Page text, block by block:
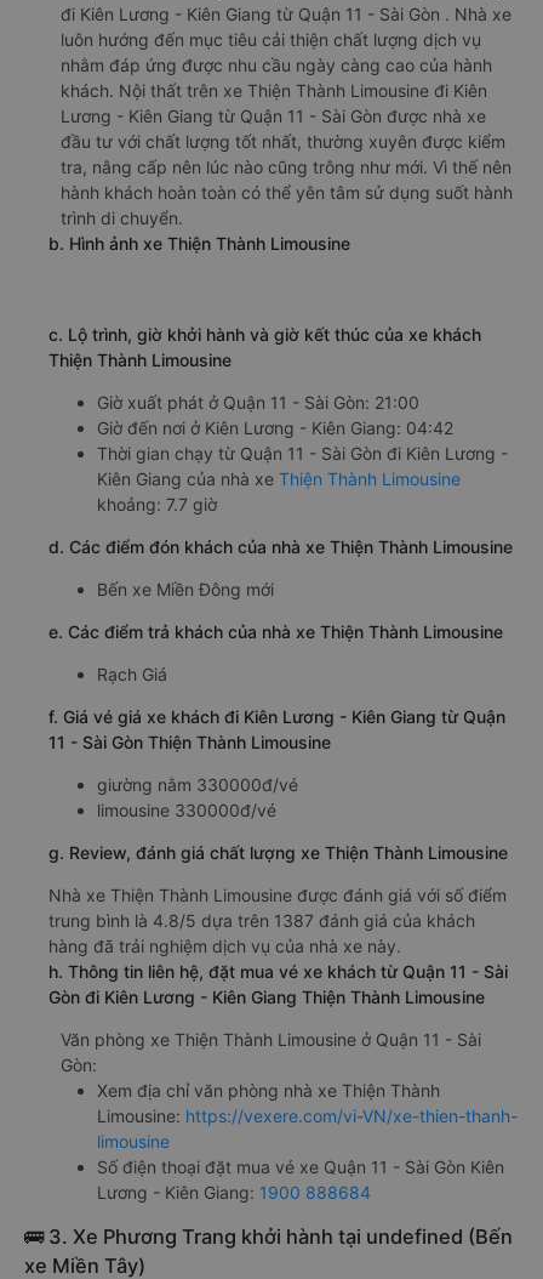
đi Kiên Lương - Kiên Giang từ Quận 11 - Sài Gòn . Nhà xe
luôn hướng đến mục tiêu cải thiện chất lượng dịch vụ
nhằm đáp ứng được nhu cầu ngày càng cao của hành
khách. Nội thất trên xe Thiện Thành Limousine đi Kiên
Lương - Kiên Giang từ Quận 11 - Sài Gòn được nhà xe
đầu tư với chất lượng tốt nhất, thường xuyên được kiểm
tra, nâng cấp nên lúc nào cũng trông như mới. Vì thế nên
hành khách hoàn toàn có thể yên tâm sử dụng suốt hành
trình di chuyển.
b. Hình ảnh xe Thiện Thành Limousine
c. Lộ trình, giờ khởi hành và giờ kết thúc của xe khách
Thiện Thành Limousine
Giờ xuất phát ở Quận 11 - Sài Gòn: 21:00
Giờ đến nơi ở Kiên Lương - Kiên Giang: 04:42
Thời gian chạy từ Quận 11 - Sài Gòn đi Kiên Lương -
Kiên Giang của nhà xe Thiện Thành Limousine
khoảng: 7.7 giờ
d. Các điểm đón khách của nhà xe Thiện Thành Limousine
Bến xe Miền Đông mới
e. Các điểm trả khách của nhà xe Thiện Thành Limousine
Rạch Giá
f. Giá vé giá xe khách đi Kiên Lương - Kiên Giang từ Quận
11 - Sài Gòn Thiện Thành Limousine
giường nằm 330000đ/vé
limousine 330000đ/vé
g. Review, đánh giá chất lượng xe Thiện Thành Limousine
Nhà xe Thiện Thành Limousine được đánh giá với số điểm
trung bình là 4.8/5 dựa trên 1387 đánh giá của khách
hàng đã trải nghiệm dịch vụ của nhà xe này.
h. Thông tin liên hệ, đặt mua vé xe khách từ Quận 11 - Sài
Gòn đi Kiên Lương - Kiên Giang Thiện Thành Limousine
Văn phòng xe Thiện Thành Limousine ở Quận 11 - Sài
Gòn:
Xem địa chỉ văn phòng nhà xe Thiện Thành
Limousine: https://vexere.com/vi-VN/xe-thien-thanh-
limousine
Số điện thoại đặt mua vé xe Quận 11 - Sài Gòn Kiên
Lương - Kiên Giang: 1900 888684
🚌 3. Xe Phương Trang khởi hành tại undefined (Bến
xe Miền Tây)